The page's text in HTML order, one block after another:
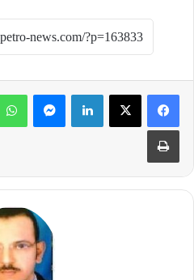
لينكدإن ماسنجر
طباعة